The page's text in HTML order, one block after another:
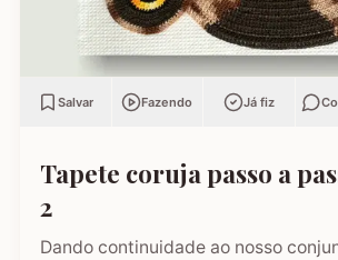
Salvar Fazendo Já fiz
Tapete coruja passo a
2
Dando continuidade ao nosso